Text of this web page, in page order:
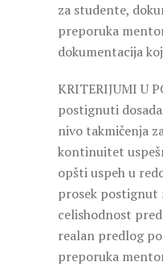
za studente,
preporuka
dokumentacija
KRITERIJUMI U
postignuti
nivo takmičenja
kontinuitet
opšti uspeh u
prosek postignut
celishodnost
realan predlog
preporuka